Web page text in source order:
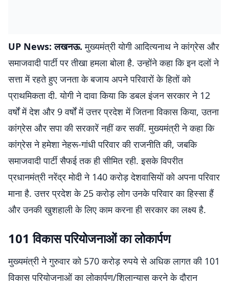
UP News: लखनऊ. मुख्यमंत्री योगी आदित्यनाथ ने कांग्रेस और
समाजवादी पार्टी पर तीखा हमला बोला है. उन्होंने कहा कि इन दलों ने
सत्ता में रहते हुए जनता के बजाय अपने परिवारों के हितों को
प्राथमिकता दी. योगी ने दावा किया कि डबल इंजन सरकार ने 12
वर्षों में देश और 9 वर्षों में उत्तर प्रदेश में जितना विकास किया, उतना
कांग्रेस और सपा की सरकारें नहीं कर सकीं. मुख्यमंत्री ने कहा कि
कांग्रेस ने हमेशा नेहरू-गांधी परिवार की राजनीति की, जबकि
समाजवादी पार्टी सैफई तक ही सीमित रही. इसके विपरीत
प्रधानमंत्री नरेंद्र मोदी ने 140 करोड़ देशवासियों को अपना परिवार
माना है. उत्तर प्रदेश के 25 करोड़ लोग उनके परिवार का हिस्सा हैं
और उनकी खुशहाली के लिए काम करना ही सरकार का लक्ष्य है.
101 विकास परियोजनाओं का लोकार्पण
मुख्यमंत्री ने गुरुवार को 570 करोड़ रुपये से अधिक लागत की 101
विकास परियोजनाओं का लोकार्पण/शिलान्यास करने के दौरान